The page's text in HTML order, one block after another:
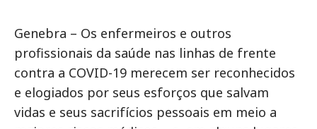
Genebra – Os enfermeiros e outros
profissionais da saúde nas linhas de frente
contra a COVID-19 merecem ser reconhecidos
e elogiados por seus esforços que salvam
vidas e seus sacrifícios pessoais em meio a